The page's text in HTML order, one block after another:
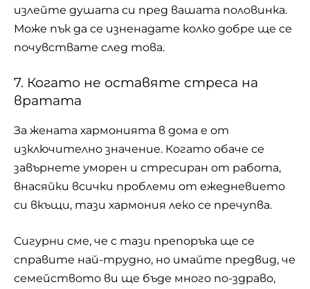
излейте душата си пред вашата половинка.
Може пък да се изненадате колко добре ще се
почувствате след това.
7. Когато не оставяте стреса на
вратата
За жената хармонията в дома е от
изключително значение. Когато обаче се
завърнете уморен и стресиран от работа,
внасяйки всички проблеми от ежедневието
си вкъщи, тази хармония леко се пречупва.
Сигурни сме, че с тази препоръка ще се
справите най-трудно, но имайте предвид, че
семейството ви ще бъде много по-здраво,